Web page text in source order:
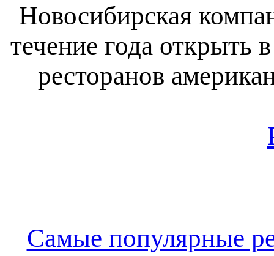
Новосибирская
течение года открыть
ресторанов
Самые популярные